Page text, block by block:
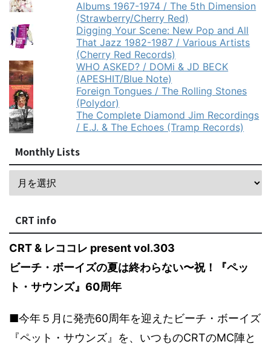
Albums 1967-1974 / The 5th Dimension
(Strawberry/Cherry Red)
Digging Your Scene: New Pop and All
That Jazz 1982-1987 / Various Artists
(Cherry Red Records)
WHO ASKED? / DOMi & JD BECK
(APESHIT/Blue Note)
Foreign Tongues / The Rolling Stones
(Polydor)
The Complete Diamond Jim Recordings
/ E.J. & The Echoes (Tramp Records)
Monthly Lists
CRT info
CRT & レココレ present vol.303
ビーチ・ボーイズの夏は終わらない〜祝！『ペッ
ト・サウンズ』60周年
■今年５月に発売60周年を迎えたビーチ・ボーイズ
『ペット・サウンズ』を、いつものCRTのMC陣と